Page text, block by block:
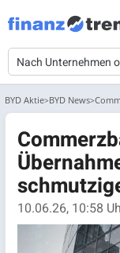
BYD Aktie BYD News
10.06.26, 10:58